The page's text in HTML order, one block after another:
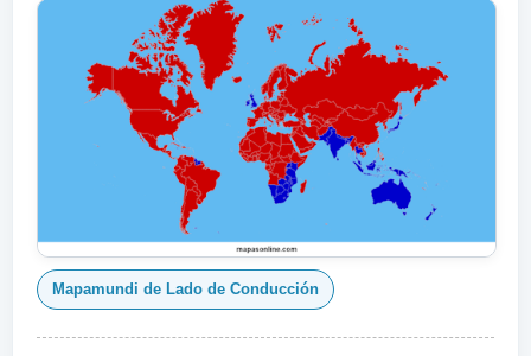
Mapamundi de Lado de Conducción